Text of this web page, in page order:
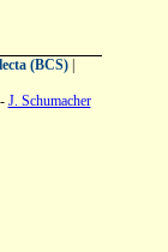
(BCS)|
J. Schumacher